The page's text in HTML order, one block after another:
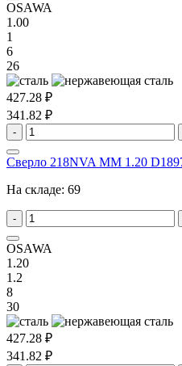
OSAWA
1.00
1
6
26
427.28 ₽
341.82 ₽
-
Сверло 218NVA MM 1.20
На складе: 69
-
OSAWA
1.20
1.2
8
30
427.28 ₽
341.82 ₽